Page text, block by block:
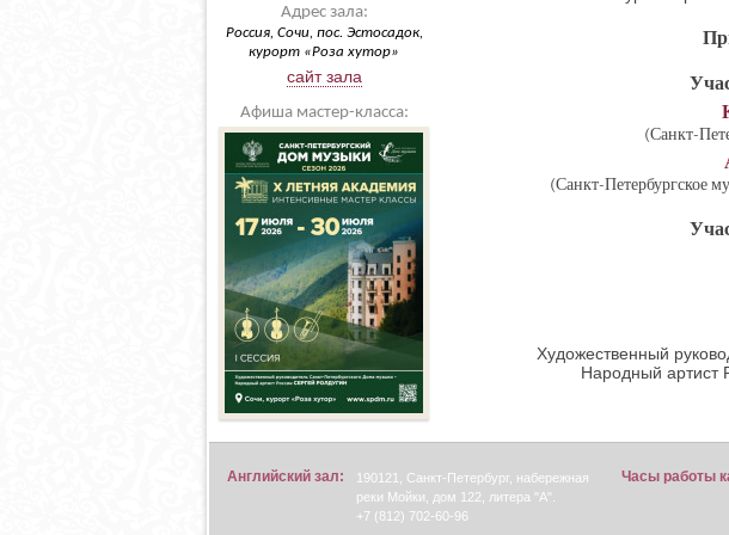
Адрес зала:
Россия, Сочи, пос. Эстосадок,
курорт «Роза хутор»
сайт зала
Афиша мастер-класса:
(Санкт-
(Санкт-Петербургское
Художественный
Народный артист
Английский зал:
190121, Санкт-Петербург, набережная
реки Мойки, дом 122, литера "А".
+7 (812) 702-60-96
Часы работы